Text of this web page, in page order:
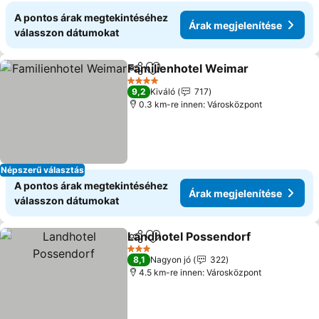
A pontos árak megtekintéséhez
válasszon dátumokat
Árak megjelenítése
Népszerű választás
Megosztás
Hozzáadás a kedvencekhez
Familienhotel Weimar
4 Kategória
9,2 Kiváló
717
0.3 km-re innen: Városközpont
A pontos árak megtekintéséhez
válasszon dátumokat
Árak megjelenítése
Megosztás
Hozzáadás a kedvencekhez
Landhotel Possendorf
3 Kategória
8,1 Nagyon jó
322
4.5 km-re innen: Városközpont